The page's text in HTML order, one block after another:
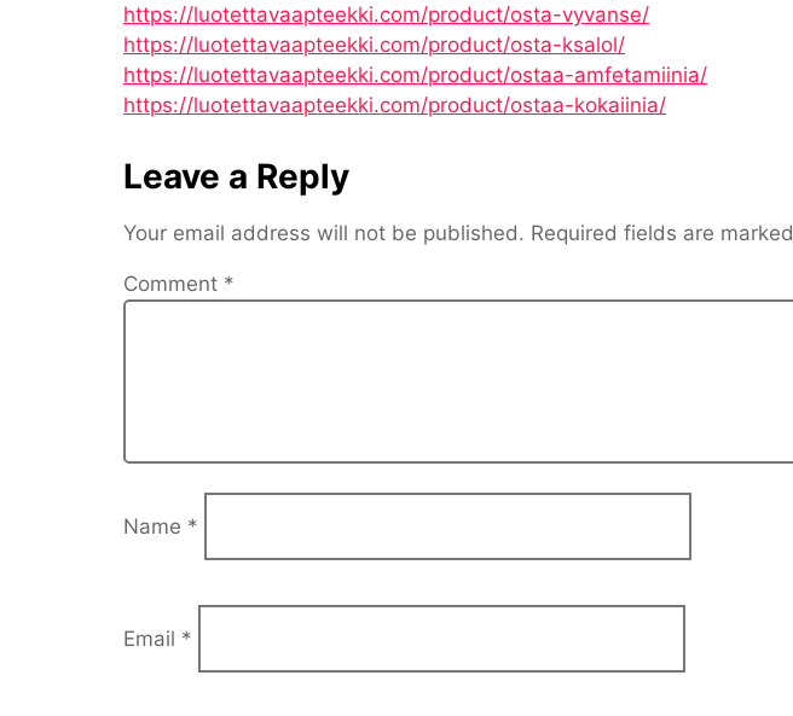
https://luotettavaapteekki.com/product/osta-vyvanse/
https://luotettavaapteekki.com/product/osta-ksalol/
https://luotettavaapteekki.com/product/ostaa-amfetamiinia/
https://luotettavaapteekki.com/product/ostaa-kokaiinia/
Leave a Reply
Your email address will not be published. Required fields are marked
Comment *
Name *
Email *